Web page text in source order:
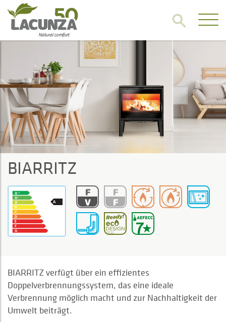
BIARRITZ
BIARRITZ verfügt über ein effizientes
Doppelverbrennungssystem, das eine ideale
Verbrennung möglich macht und zur Nachhaltigkeit der
Umwelt beiträgt.